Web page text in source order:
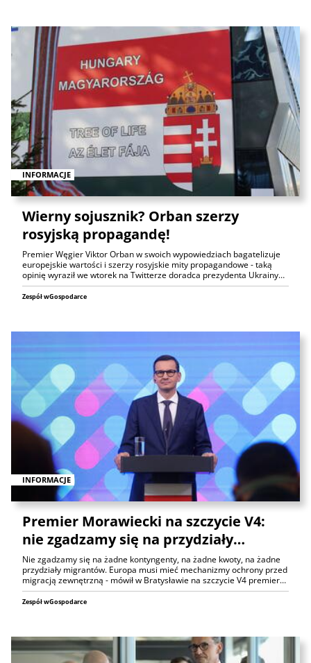
INFORMACJE
Wierny sojusznik? Orban szerzy
rosyjską propagandę!
Premier Węgier Viktor Orban w swoich wypowiedziach bagatelizuje
europejskie wartości i szerzy rosyjskie mity propagandowe - taką
opinię wyraził we wtorek na Twitterze doradca prezydenta Ukrainy…
Zespół wGospodarce
INFORMACJE
Premier Morawiecki na szczycie V4:
nie zgadzamy się na przydziały…
Nie zgadzamy się na żadne kontyngenty, na żadne kwoty, na żadne
przydziały migrantów. Europa musi mieć mechanizmy ochrony przed
migracją zewnętrzną - mówił w Bratysławie na szczycie V4 premier…
Zespół wGospodarce